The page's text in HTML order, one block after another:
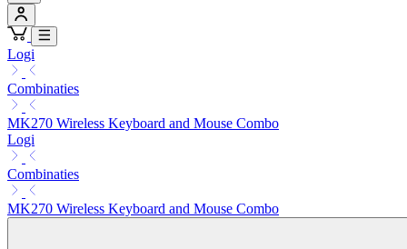
Logi
Combinaties
MK270 Wireless Keyboard and Mouse Combo
Logi
Combinaties
MK270 Wireless Keyboard and Mouse Combo